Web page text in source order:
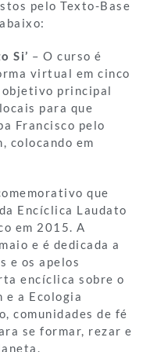
pelo Texto-Base
Si’ – O curso é
virtual em cinco
objetivo principal
para que
Francisco pelo
colocando em
que
Encíclica Laudato
em 2015. A
e é dedicada a
e os apelos
encíclica sobre o
e a Ecologia
comunidades de fé
se formar, rezar e